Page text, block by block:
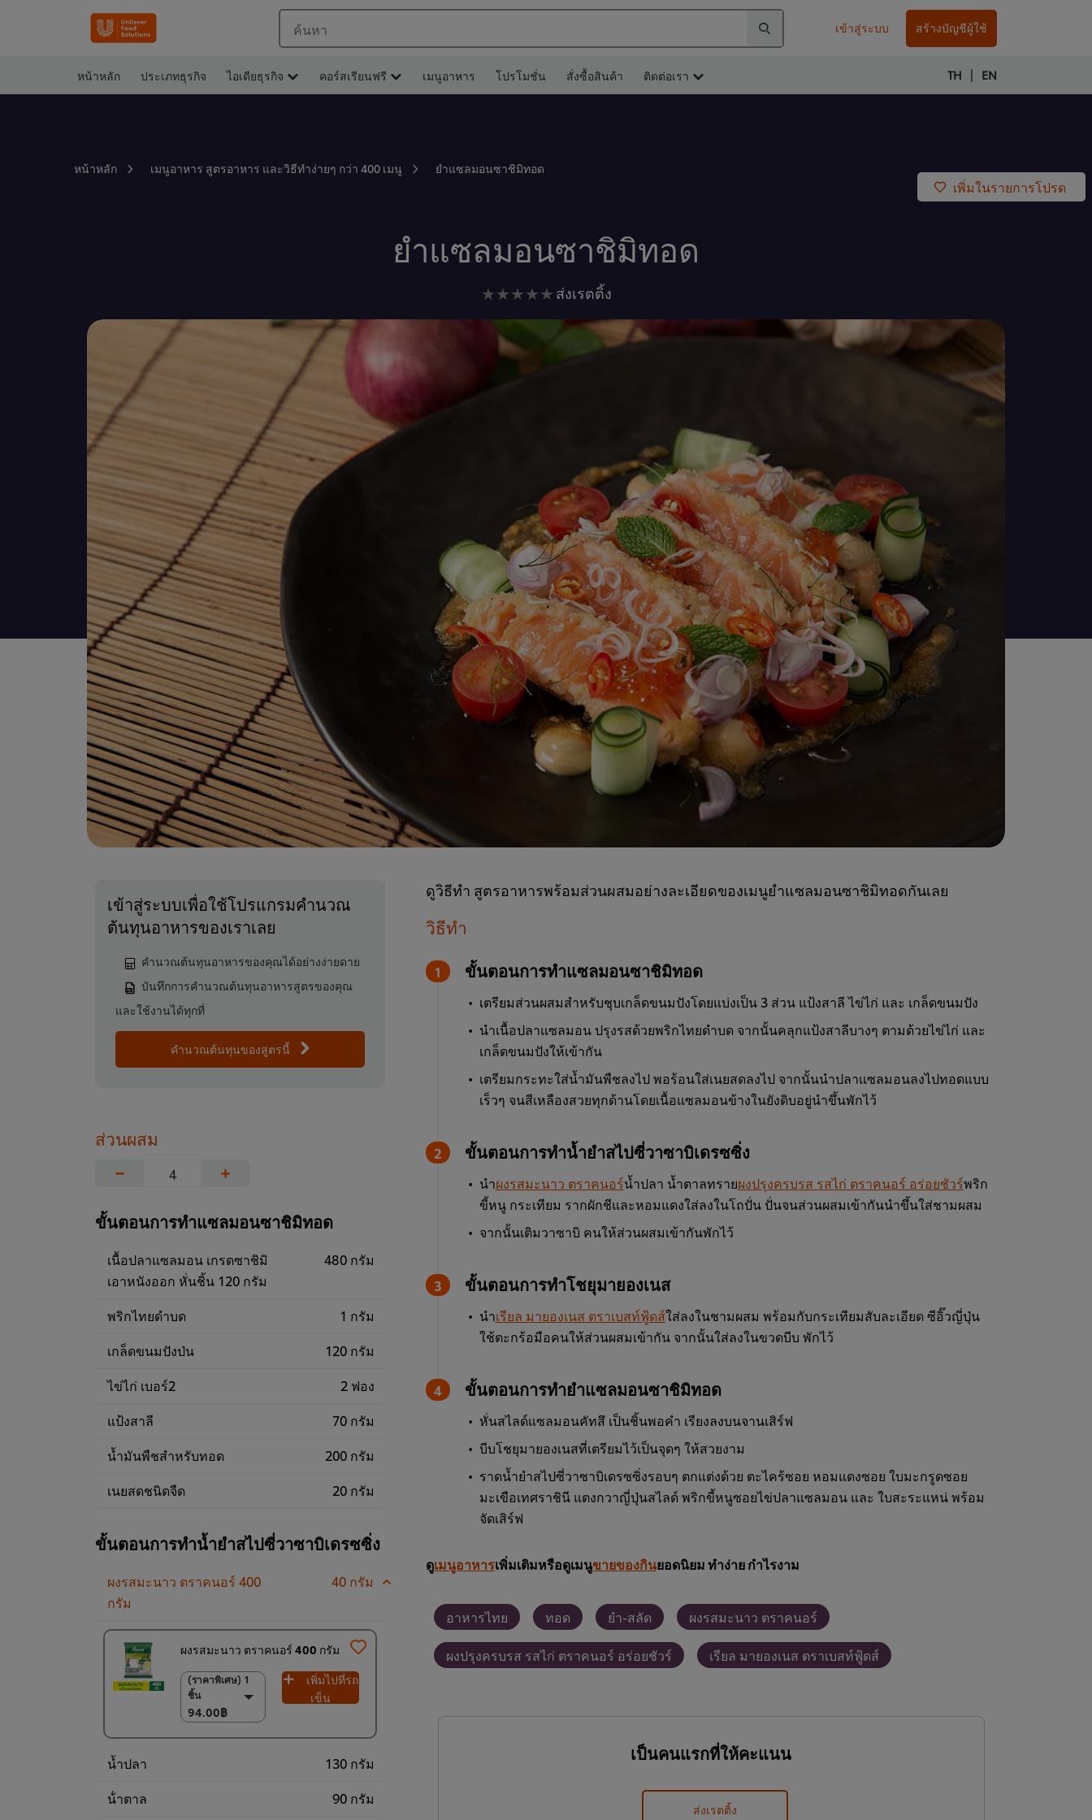
ค้นหา เข้าสู่ระบบ สร้างบัญชีผู้ใช้
หน้าหลัก ประเภทธุรกิจ ไอเดียธุรกิจ คอร์สเรียนฟรี เมนูอาหาร โปรโมชั่น สั่งซื้อสินค้า ติดต่อเรา TH | EN
หน้าหลัก เมนูอาหาร สูตรอาหาร และวิธีทำง่ายๆ กว่า 400 เมนู ยำแซลมอนซาชิมิทอด
เพิ่มในรายการโปรด
ยำแซลมอนซาชิมิทอด
ไม่มี
ให้
คะแนน
ส่งเรตติ้ง
เข้าสู่ระบบเพื่อใช้โปรแกรมคำนวณ
ต้นทุนอาหารของเราเลย
คำนวณต้นทุนอาหารของคุณได้อย่างง่ายดาย
บันทึกการคำนวณต้นทุนอาหารสูตรของคุณ
และใช้งานได้ทุกที่
คำนวณต้นทุนของสูตรนี้
ส่วนผสม
−
+
ขั้นตอนการทำแซลมอนซาชิมิทอด
เนื้อปลาแซลมอน เกรดซาชิมิ
เอาหนังออก หั่นชิ้น 120 กรัม
480 กรัม
พริกไทยดำบด
1 กรัม
เกล็ดขนมปังป่น
120 กรัม
ไข่ไก่ เบอร์2
2 ฟอง
แป้งสาลี
70 กรัม
น้ำมันพืชสำหรับทอด
200 กรัม
เนยสดชนิดจืด
20 กรัม
ขั้นตอนการทำน้ำยำสไปซี่วาซาบิเดรซซิ่ง
ผงรสมะนาว ตราคนอร์ 400
กรัม
40 กรัม
ผงรสมะนาว ตราคนอร์ 400 กรัม
(ราคาพิเศษ) 1
ชิ้น
94.00฿
(ราคาพิเศษ) 1 ชิ้น
94.00฿
(ราคาพิเศษ) แพ็ค
เพิ่มไปที่รถ
เข็น
น้ำปลา
130 กรัม
น้ําตาล
90 กรัม
ดูวิธีทำ สูตรอาหารพร้อมส่วนผสมอย่างละเอียดของเมนูยำแซลมอนซาชิมิทอดกันเลย
วิธีทำ
ขั้นตอนการทำแซลมอนซาชิมิทอด
เตรียมส่วนผสมสำหรับชุบเกล็ดขนมปังโดยแบ่งเป็น 3 ส่วน แป้งสาลี ไข่ไก่ และ เกล็ดขนมปัง
นำเนื้อปลาแซลมอน ปรุงรสด้วยพริกไทยดำบด จากนั้นคลุกแป้งสาลีบางๆ ตามด้วยไข่ไก่ และ
เกล็ดขนมปังให้เข้ากัน
เตรียมกระทะใส่น้ำมันพืชลงไป พอร้อนใส่เนยสดลงไป จากนั้นนำปลาแซลมอนลงไปทอดแบบ
เร็วๆ จนสีเหลืองสวยทุกด้านโดยเนื้อแซลมอนข้างในยังดิบอยู่นำขึ้นพักไว้
ขั้นตอนการทำน้ำยำสไปซี่วาซาบิเดรซซิ่ง
นำผงรสมะนาว ตราคนอร์น้ำปลา น้ำตาลทรายผงปรุงครบรส รสไก่ ตราคนอร์ อร่อยชัวร์พริก
ขี้หนู กระเทียม รากผักชีและหอมแดงใส่ลงในโถปั่น ปั่นจนส่วนผสมเข้ากันนำขึ้นใส่ชามผสม
จากนั้นเติมวาซาบิ คนให้ส่วนผสมเข้ากันพักไว้
ขั้นตอนการทำโชยุมายองเนส
นำเรียล มายองเนส ตราเบสท์ฟู้ดส์ใส่ลงในชามผสม พร้อมกับกระเทียมสับละเอียด ซีอิ๊วญี่ปุ่น
ใช้ตะกร้อมือคนให้ส่วนผสมเข้ากัน จากนั้นใส่ลงในขวดบีบ พักไว้
ขั้นตอนการทำยำแซลมอนซาชิมิทอด
หั่นสไลด์แซลมอนคัทสึ เป็นชิ้นพอคำ เรียงลงบนจานเสิร์ฟ
บีบโชยุมายองเนสที่เตรียมไว้เป็นจุดๆ ให้สวยงาม
ราดน้ำยำสไปซี่วาซาบิเดรซซิ่งรอบๆ ตกแต่งด้วย ตะไคร้ซอย หอมแดงซอย ใบมะกรูดซอย
มะเขือเทศราชินี แตงกวาญี่ปุ่นสไลด์ พริกขี้หนูซอยไข่ปลาแซลมอน และ ใบสะระแหน่ พร้อม
จัดเสิร์ฟ
ดูเมนูอาหารเพิ่มเติมหรือดูเมนูขายของกินยอดนิยม ทำง่าย กำไรงาม
อาหารไทย ทอด ยำ-สลัด ผงรสมะนาว ตราคนอร์
ผงปรุงครบรส รสไก่ ตราคนอร์ อร่อยชัวร์ เรียล มายองเนส ตราเบสท์ฟู้ดส์
เป็นคนแรกที่ให้คะแนน
ส่งเรตติ้ง